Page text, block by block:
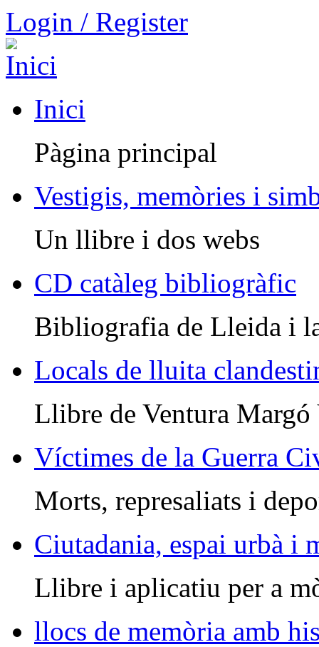
Login / Register
Inici
Pàgina principal
Vestigis, memòries i
Un llibre i dos webs
CD catàleg bibliogràfic
Bibliografia de Lleida i
Locals de lluita
Llibre de Ventura Margó
Víctimes de la Guerra
Morts, represaliats i
Ciutadania, espai urbà i
Llibre i aplicatiu per a
llocs de memòria amb